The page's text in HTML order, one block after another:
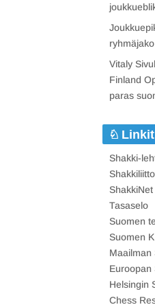
Vitaly
Finland
paras
Linkit
Shakki-
ShakkiNet
Tasaselo
Suomen
Suomen
Maailman
Euroopan
Helsingin
Chess